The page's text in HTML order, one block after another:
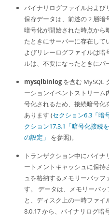
Downloads
Developer Zone
バイナリログファイルおよび
保存データは、前述の 2 層暗
暗号化が開始された時点から
たときにサーバーに存在して
よびリレーログファイルは暗
ルは、不要になったときにパ
mysqlbinlogを含む MySQL
ーションイベントストリーム
号化されるため、接続暗号化
あります (セクション6.3「暗
クション17.3.1「暗号化接続
の設定」
を参照)。
トランザクション中にバイ
ートメントキャッシュに保持
ュを格納するメモリーバッ
す。 データは、メモリーバ
と、ディスク上の一時ファ
8.0.17 から、バイナリログ暗